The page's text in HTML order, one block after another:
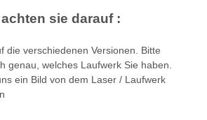
sie darauf :
die verschiedenen Versionen. Bitte
genau, welches Laufwerk Sie haben.
ein Bild von dem Laser / Laufwerk